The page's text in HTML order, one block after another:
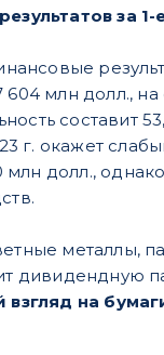
за
604 млн долл.,
составит
г. окажет
млн долл.,
металлы,
дивидендную
на